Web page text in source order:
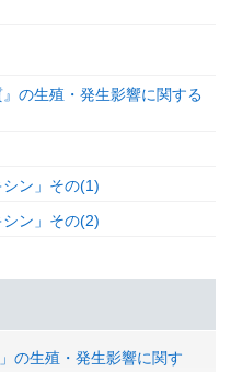
の生殖・発生影響に関する
ン」その(1)
ン」その(2)
の生殖・発生影響に関す